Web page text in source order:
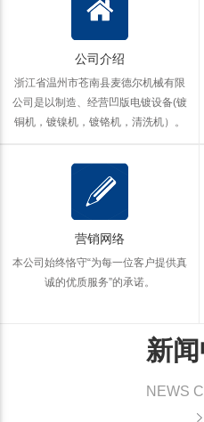
公司介绍
浙江省温州市苍南县麦德尔机械有限
公司是以制造、经营凹版电镀设备(镀
铜机，镀镍机，镀铬机，清洗机）。
营销网络
本公司始终恪守“为每一位客户提供真
诚的优质服务”的承诺。
新
NEWS